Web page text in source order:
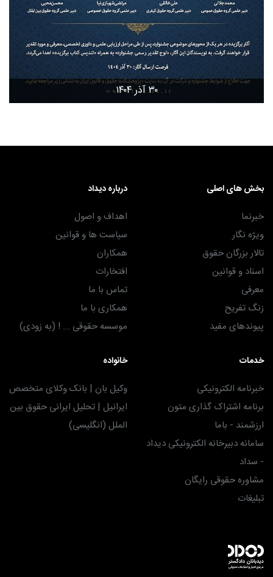
۳۰ آذر ۱۴۰۴
بخش های اصلی
خبرنما
ویژه نگار
تالار بزرگان حقوق
اسناد و قوانین
معرفی
زنگ تفریح
پیوندهای مفید
درباره دیداد
اهداف و اصول
سیاست ها و قوانین
همکاران
افتخارات
تماس با ما
همکاری با ما
موسسه حقوقی ... ! (به زودی)
خدمات
خبرنامه الکترونیکی
برنامه اشتراک گذاری متون
ارزشمند - باما
سامانه دبیرخانه الکترونیکی دیداد
- سداد
مشاوره حقوقی رایگان
تبلیغات
خانواده
وکیل بان | بانک وکلای متخصص
ایرانیل | تحلیل ایرانی حقوق بین
الملل (انگلیسی)